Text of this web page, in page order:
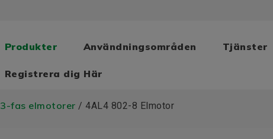
Produkter Användningsområden Tjänster
Registrera dig Här
3-fas elmotorer / 4AL4 802-8 Elmotor